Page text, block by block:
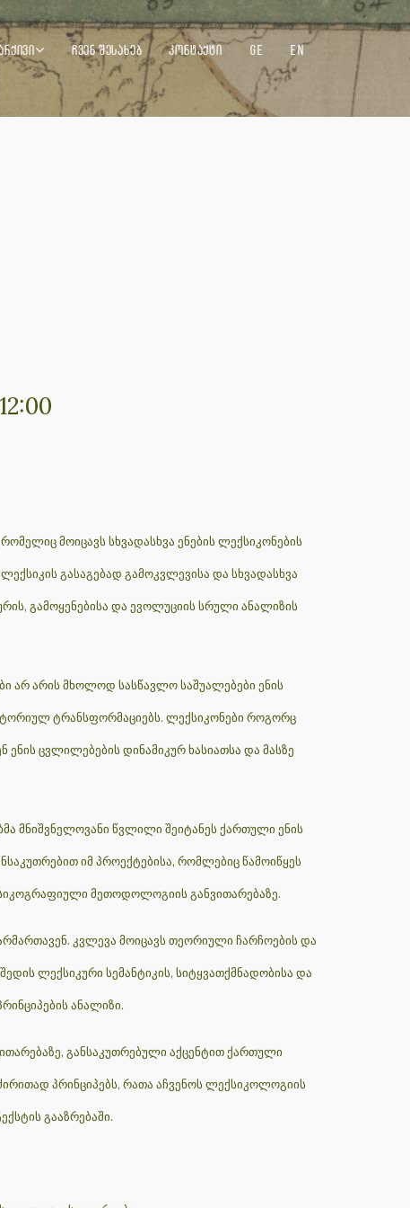
ᲩᲕᲔᲜ ᲨᲔᲡᲐᲮᲔᲑ ᲙᲝᲜᲢᲐᲥᲢᲘ GE EN
მოიცავს სხვადასხვა ენების ლექსიკონების
გასაგებად გამოკვლევისა და სხვადასხვა
გამოყენებისა და ევოლუციის სრული ანალიზის
არ არის მხოლოდ სასწავლო საშუალებები ენის
ტრანსფორმაციებს. ლექსიკონები როგორც
ცვლილებების დინამიკურ ხასიათსა და მასზე
მნიშვნელოვანი წვლილი შეიტანეს ქართული ენის
იმ პროექტებისა, რომლებიც წამოიწყეს
მეთოდოლოგიის განვითარებაზე.
კვლევა მოიცავს თეორიული ჩარჩოების და
ლექსიკური სემანტიკის, სიტყვათქმნადობისა და
ანალიზი.
განსაკუთრებული აქცენტით ქართული
პრინციპებს, რათა აჩვენოს ლექსიკოლოგიის
გააზრებაში.